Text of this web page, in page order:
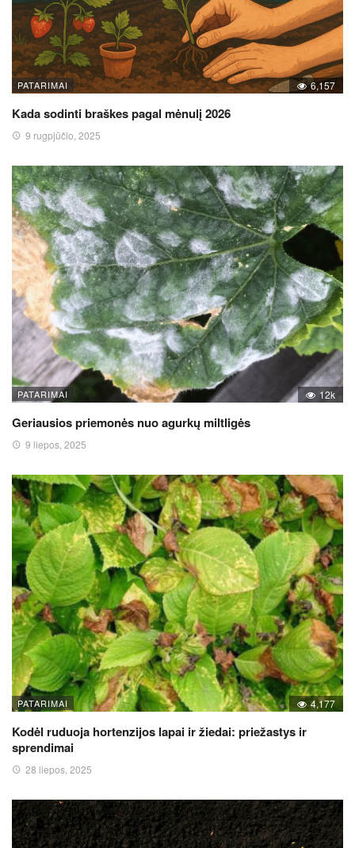
PATARIMAI 6,157
Kada sodinti braškes pagal mėnulį 2026
9 rugpjūčio, 2025
PATARIMAI 12k
Geriausios priemonės nuo agurkų miltligės
9 liepos, 2025
PATARIMAI 4,177
Kodėl ruduoja hortenzijos lapai ir žiedai: priežastys ir
sprendimai
28 liepos, 2025